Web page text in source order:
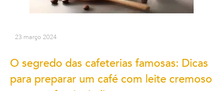
23 março 2024
O segredo das cafeterias famosas: Dicas
para preparar um café com leite cremoso